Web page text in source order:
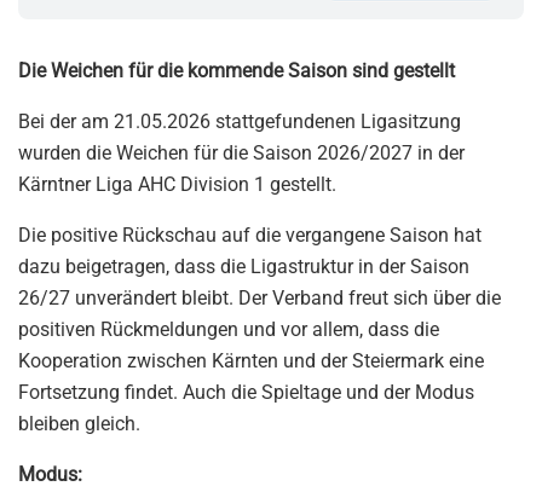
Die Weichen für die kommende Saison sind gestellt
Bei der am 21.05.2026 stattgefundenen Ligasitzung
wurden die Weichen für die Saison 2026/2027 in der
Kärntner Liga AHC Division 1 gestellt.
Die positive Rückschau auf die vergangene Saison hat
dazu beigetragen, dass die Ligastruktur in der Saison
26/27 unverändert bleibt. Der Verband freut sich über die
positiven Rückmeldungen und vor allem, dass die
Kooperation zwischen Kärnten und der Steiermark eine
Fortsetzung findet. Auch die Spieltage und der Modus
bleiben gleich.
Modus: